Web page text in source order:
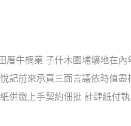
牛椆菓 子什木園埔壙地在
記前來承買三面言議依時值盡
併繳上手契約佃批 計肆紙付